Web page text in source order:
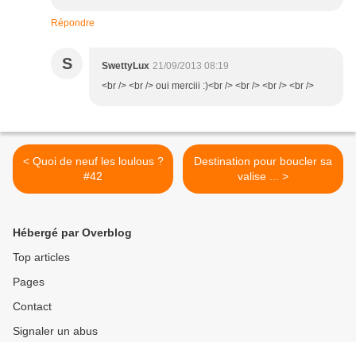
Répondre
S SwettyLux 21/09/2013 08:19
<br /> <br /> oui merciii :)<br /> <br /> <br /> <br />
< Quoi de neuf les loulous ?
#42
Destination pour boucler sa
valise ... >
Hébergé par Overblog
Top articles
Pages
Contact
Signaler un abus